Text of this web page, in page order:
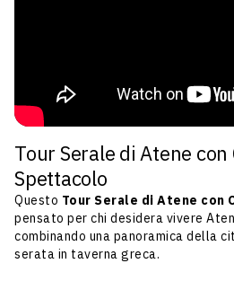
Tour Serale di Atene con
Spettacolo
Questo Tour Serale di Atene con
pensato per chi desidera vivere
combinando una panoramica della
serata in taverna greca.